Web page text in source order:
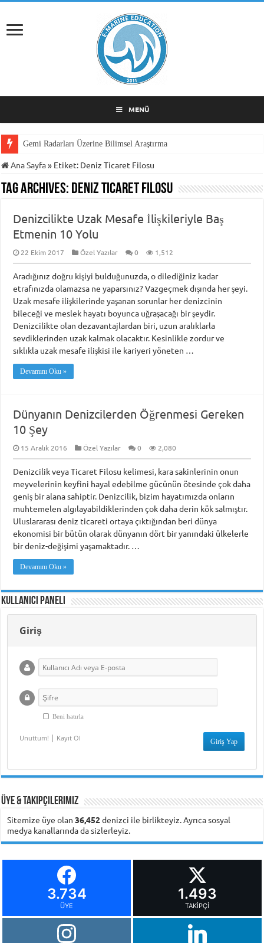
MENÜ
Gemi Radarları Üzerine Bilimsel Araştırma
Ana Sayfa» Etiket: Deniz Ticaret Filosu
Tag Archives: Deniz Ticaret Filosu
Denizcilikte Uzak Mesafe İlişkileriyle Baş
Etmenin 10 Yolu
22 Ekim 2017 Özel Yazılar 0 1,512
Aradığınız doğru kişiyi bulduğunuzda, o dilediğiniz kadar
etrafınızda olamazsa ne yaparsınız? Vazgeçmek dışında her şeyi.
Uzak mesafe ilişkilerinde yaşanan sorunlar her denizcinin
bileceği ve meslek hayatı boyunca uğraşacağı bir şeydir.
Denizcilikte olan dezavantajlardan biri, uzun aralıklarla
sevdiklerinden uzak kalmak olacaktır. Kesinlikle zordur ve
sıklıkla uzak mesafe ilişkisi ile kariyeri yöneten …
Devamını Oku »
Dünyanın Denizcilerden Öğrenmesi Gereken
10 Şey
15 Aralık 2016 Özel Yazılar 0 2,080
Denizcilik veya Ticaret Filosu kelimesi, kara sakinlerinin onun
meyvelerinin keyfini hayal edebilme gücünün ötesinde çok daha
geniş bir alana sahiptir. Denizcilik, bizim hayatımızda onların
muhtemelen algılayabildiklerinden çok daha derin kök salmıştır.
Uluslararası deniz ticareti ortaya çıktığından beri dünya
ekonomisi bir bütün olarak dünyanın dört bir yanındaki ülkelerle
bir deniz-değişimi yaşamaktadır. …
Devamını Oku »
Kullanıcı Paneli
Giriş
Beni hatırla
Unuttum! | Kayıt Ol
Üye & Takipçilerimiz
Sitemize üye olan36,452denizci ile birlikteyiz. Ayrıca sosyal
medya kanallarında da sizlerleyiz.
3.734
ÜYE
1.493
TAKIPÇI